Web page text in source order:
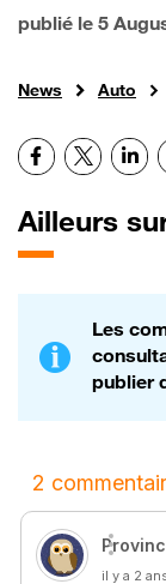
publié le 5
News Auto
Facebook
X
Ailleurs
Les
publier